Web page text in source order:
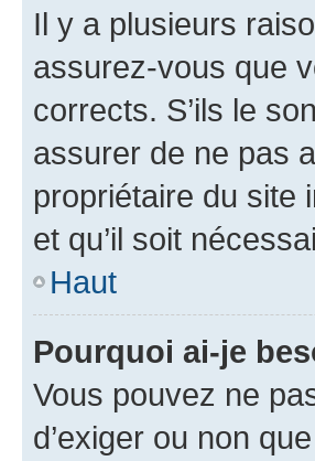
Il y a plusieurs
assurez-vous que
corrects. S’ils le
assurer de ne pas
propriétaire du site
et qu’il soit
Haut
Pourquoi ai-je
Vous pouvez ne
d’exiger ou non